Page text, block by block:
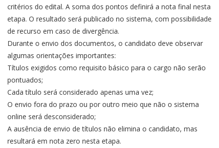
critérios do edital. A soma dos pontos definirá a nota final nesta
etapa. O resultado será publicado no sistema, com possibilidade
de recurso em caso de divergência.
Durante o envio dos documentos, o candidato deve observar
algumas orientações importantes:
Títulos exigidos como requisito básico para o cargo não serão
pontuados;
Cada título será considerado apenas uma vez;
O envio fora do prazo ou por outro meio que não o sistema
online será desconsiderado;
A ausência de envio de títulos não elimina o candidato, mas
resultará em nota zero nesta etapa.